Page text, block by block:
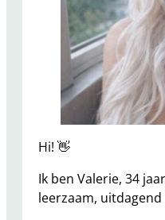
Hi! 👋
Ik ben Valerie, 34
leerzaam, uitdagend